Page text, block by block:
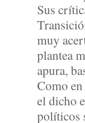
Sus
muy
plantea
apura,
Como
el dicho
políticos